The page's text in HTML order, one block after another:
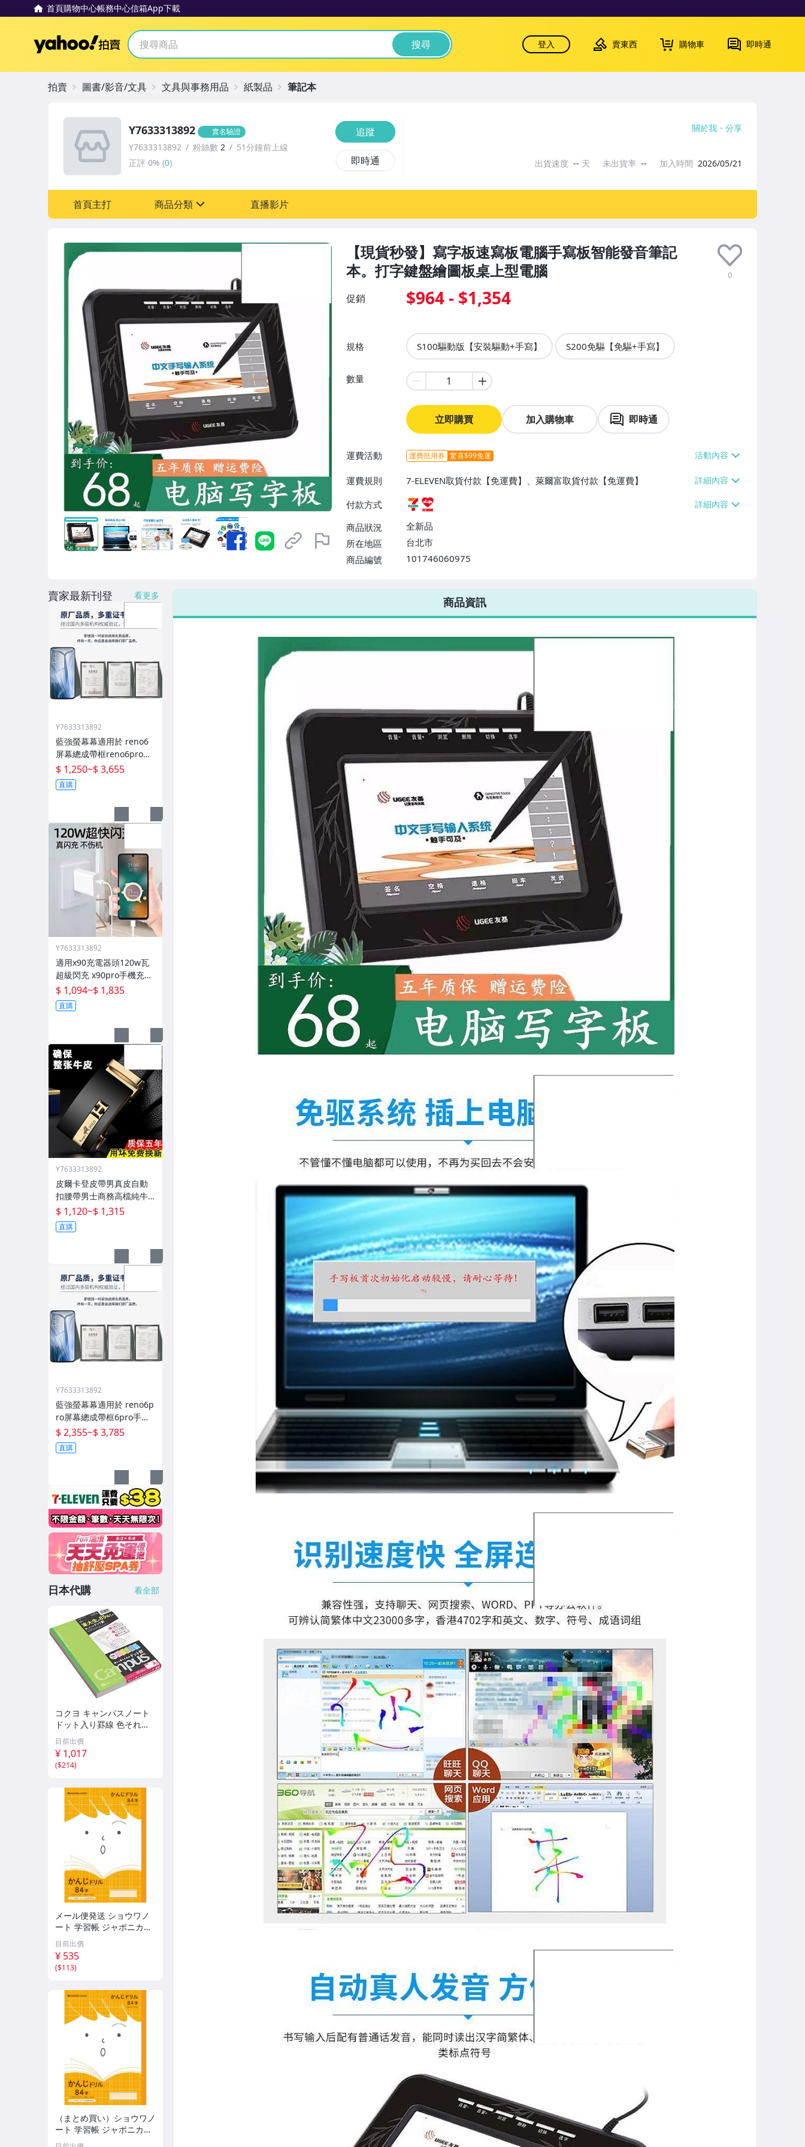
首頁購物中心帳務中心信箱App下載
Yahoo拍賣 搜尋 登入 賣東西 購物車 即時通
【現貨秒發】寫字板速寫板電腦手寫板智能發音筆記
本。打字鍵盤繪圖板桌上型電腦
0
促銷 $964 - $1,354
規格 S100驅動版【安裝驅動+手寫】 S200免驅【免驅+手寫】
數量
立即購買 加入購物車 即時通
運費活動 運費抵用券 驚喜$99免運
運費規則
7-ELEVEN取貨付款【免運費】、萊爾富取貨付款【免運費】
付款方式
商品狀況
全新品
所在地區
台北市
商品編號
101746060975
7-ELEVEN 運費只要38元
不限金額、筆數，筆筆優惠無限次！
Y7633313892 實名驗證
Y7633313892 粉絲數 2
51分鐘前上線
正評 0% (0)
追蹤
即時通
關於我 分享
出貨速度 -- 天 未出貨率 -- 加入時間 2026/05/21
首頁主打 商品分類
古董、藝術與礦石
手機、配件與通訊
美容保養與彩妝
電腦、平板與周邊
相機、攝影與周邊
運動、戶外與休閒
嬰幼兒與孕婦
汽機車精品百貨
居家、家具與園藝
玩具、模型與公仔
男性精品與服飾
偶像、球員卡與郵幣
手錶與飾品配件
女包精品與女鞋
家電與影音視聽
直播影片
拍賣 圖書/影音/文具 文具與事務用品 紙製品 筆記本
商品資訊
賣家最新刊登 看更多
Y7633313892
藍強螢幕幕適用於 reno6
屏幕總成帶框reno6pro手
機內外顯示屏拆機原廠更
換液晶玻璃維修一體屏內
屏外屏
$ 1,250~$ 3,655
直購
Y7633313892
適用x90充電器頭120w瓦
超級閃充 x90pro手機充電
頭pro快充插頭mcarney數
據線80w套裝
$ 1,094~$ 1,835
直購
Y7633313892
皮爾卡登皮帶男真皮自動
扣腰帶男士商務高檔純牛
皮
$ 1,120~$ 1,315
直購
Y7633313892
藍強螢幕幕適用於 reno6p
ro屏幕總成帶框6pro手機
內屏外屏修復碎屏觸摸顯
示屏o 拆機更換液晶玻璃維
$ 2,355~$ 3,785
直購
日本代購 看全部
コクヨ キャンパスノート
ドット入り罫線 色それぞ
れ5冊パック B5 A罫 30枚
ノ-3CATNX5
目前出價
¥ 1,017
($214)
メール便発送 ショウワノ
ート 学習帳 ジャポニカフ
レンド B5判 かんじドリル
84字 十字リーダー入 JFL-4
9
目前出價
¥ 535
($113)
（まとめ買い）ショウワノ
ート 学習帳 ジャポニカフ
レンド B5判 かんじドリル